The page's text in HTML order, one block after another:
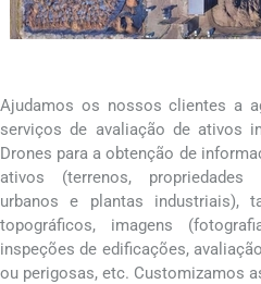
Ajudamos os nossos clientes a
serviços de avaliação de ativos
Drones para a obtenção de
ativos (terrenos, propriedades
urbanos e plantas industriais),
topográficos, imagens
inspeções de edificações,
ou perigosas, etc. Customizamos